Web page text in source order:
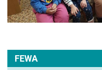
FEWA